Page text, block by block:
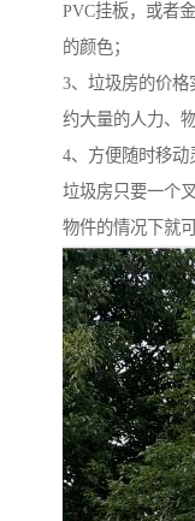
PVC挂板，或者
的颜色；
3、垃圾房的价
约大量的人力、
4、方便随时移
垃圾房只要一个
物件的情况下就